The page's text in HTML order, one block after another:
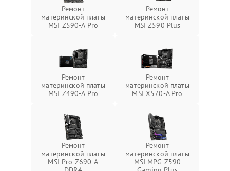
Ремонт
материнской платы
MSI Z590-A Pro
Ремонт
материнской платы
MSI Z590 Plus
Ремонт
материнской платы
MSI Z490-A Pro
Ремонт
материнской платы
MSI X570-A Pro
Ремонт
материнской платы
MSI Pro Z690-A
Ремонт
материнской платы
MSI MPG Z590